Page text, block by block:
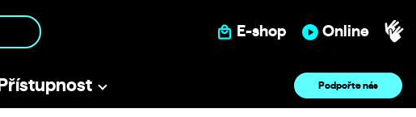
E-shop Online
Přístupnost Podpořte nás